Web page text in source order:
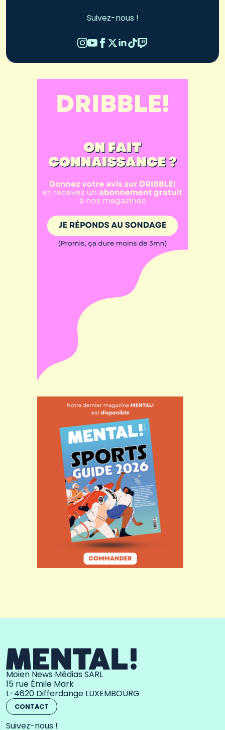
Suivez-nous !
Moien News Médias SARL
15 rue Émile Mark
L-4620 Differdange LUXEMBOURG
CONTACT
Suivez-nous !